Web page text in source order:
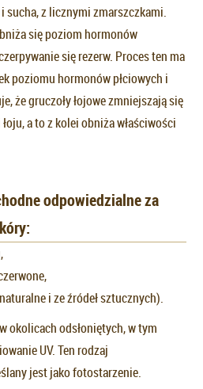
sucha, z licznymi zmarszczkami.
się poziom hormonów
się rezerw. Proces ten ma
poziomu hormonów płciowych i
że gruczoły łojowe zmniejszają się
a to z kolei obniża właściwości
odpowiedzialne za
i ze źródeł sztucznych).
okolicach odsłoniętych, w tym
UV. Ten rodzaj
jest jako fotostarzenie.